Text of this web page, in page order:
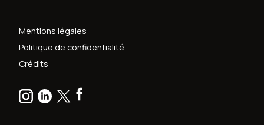
Mentions légales
Politique de confidentialité
Crédits